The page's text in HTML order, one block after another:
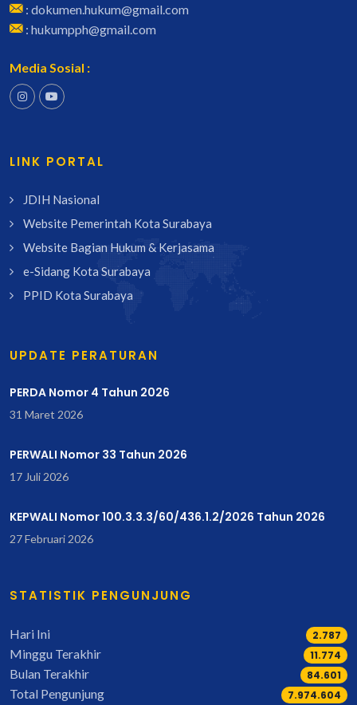
: dokumen.hukum@gmail.com
: hukumpph@gmail.com
Media Sosial :
LINK PORTAL
JDIH Nasional
Website Pemerintah Kota Surabaya
Website Bagian Hukum & Kerjasama
e-Sidang Kota Surabaya
PPID Kota Surabaya
UPDATE PERATURAN
PERDA Nomor 4 Tahun 2026
31 Maret 2026
PERWALI Nomor 33 Tahun 2026
17 Juli 2026
KEPWALI Nomor 100.3.3.3/60/436.1.2/2026 Tahun 2026
27 Februari 2026
STATISTIK PENGUNJUNG
Hari Ini 2.787
Minggu Terakhir 13.071
Bulan Terakhir 97.601
Total Pengunjung 9.201.451